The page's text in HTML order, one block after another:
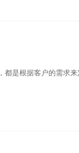
是根据客户的需求